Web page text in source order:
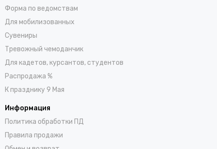
Форма по ведомствам
Для мобилизованных
Сувениры
Тревожный чемоданчик
Для кадетов, курсантов, студентов
Распродажа %
К празднику 9 Мая
Информация
Политика обработки ПД
Правила продажи